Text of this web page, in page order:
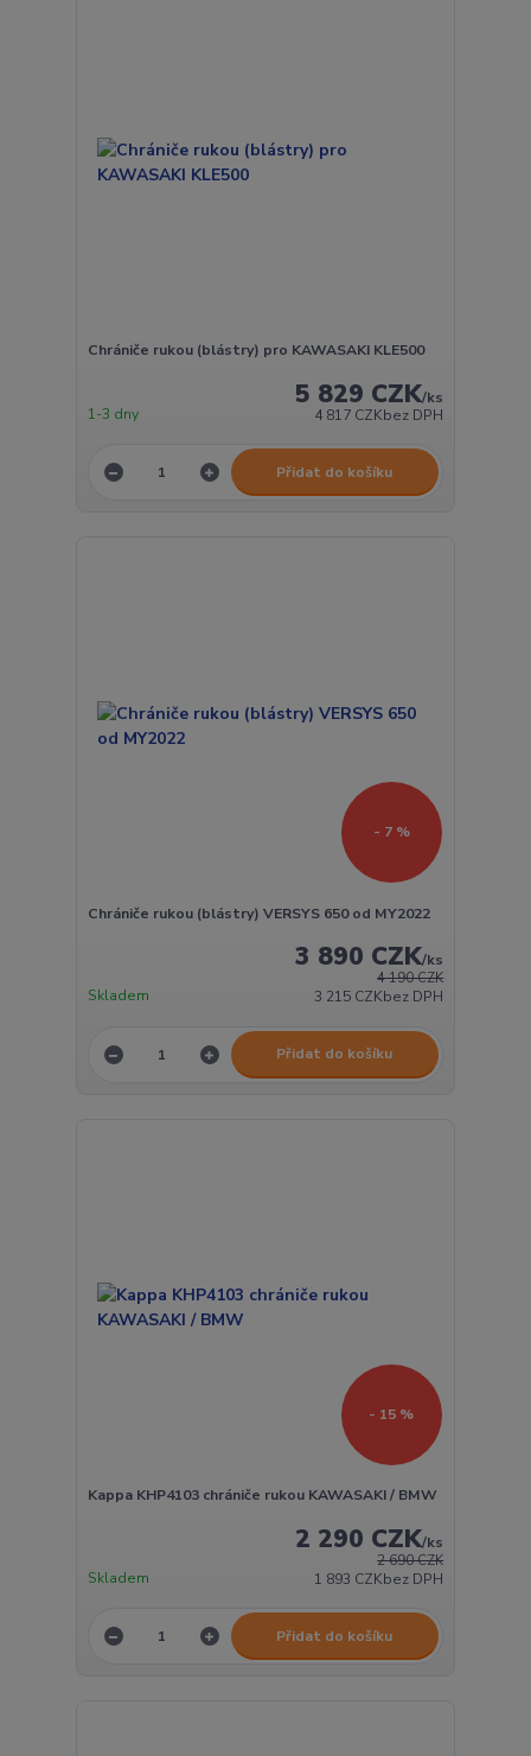
Chrániče rukou (blástry) pro KAWASAKI KLE500
5 829 CZK/ks
4 817 CZKbez DPH
1-3 dny
Přidat do košíku
- 7 %
Chrániče rukou (blástry) VERSYS 650 od MY2022
4 190 CZK
3 890 CZK/ks
3 215 CZKbez DPH
Skladem
Přidat do košíku
- 15 %
Kappa KHP4103 chrániče rukou KAWASAKI / BMW
2 690 CZK
2 290 CZK/ks
1 893 CZKbez DPH
Skladem
Přidat do košíku